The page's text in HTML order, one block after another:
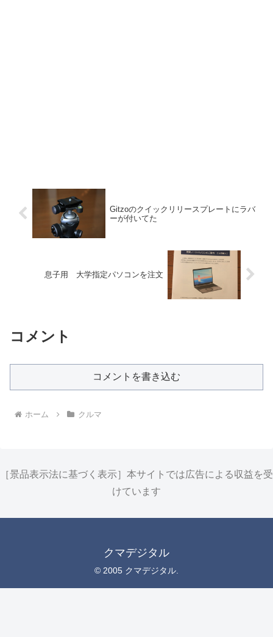
Gitzoのクイックリリースプレートにラバ
ーが付いてた
息子用 大学指定パソコンを注文
コメント
コメントを書き込む
ホーム クルマ
［景品表示法に基づく表示］本サイトでは広告による収益を受
けています
クマデジタル
© 2005 クマデジタル.